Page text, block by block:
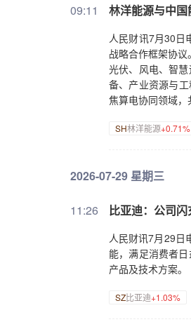
09:11 林洋能源与中
人民财讯7月30日
战略合作框架协
光伏、风电、智
备、产业资源与
焦算电协同领域
SH林洋能源+0.71%
2026-07-29 星期三
11:26 比亚迪：公司
人民财讯7月29日
能，满足消费者
产品及技术方案。
SZ比亚迪+1.03%